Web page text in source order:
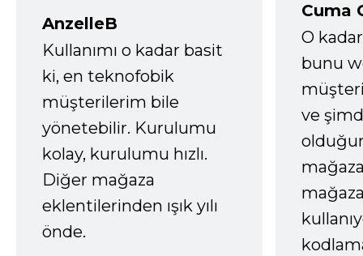
AnzelleB
Kullanımı o kadar basit
ki, en teknofobik
müşterilerim bile
yönetebilir. Kurulumu
kolay, kurulumu hızlı.
Diğer mağaza
eklentilerinden ışık yılı
önde.
Cuma
O
bunu
ve